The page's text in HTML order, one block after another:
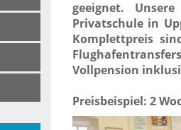
geeignet.
Privatschule in
Komplettpreis
Vollpension
Preisbeispiel: 2